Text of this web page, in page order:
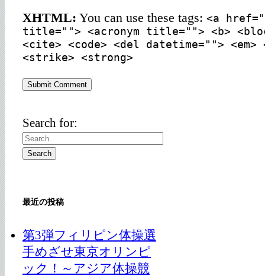
XHTML: You can use these tags: <a
title=""> <acronym title=""> <b>
<cite> <code> <del datetime="">
<strike> <strong>
Search for:
最近の投稿
第3弾フィリピン体操選
手めざせ東京オリンピ
ック！～アジア体操競